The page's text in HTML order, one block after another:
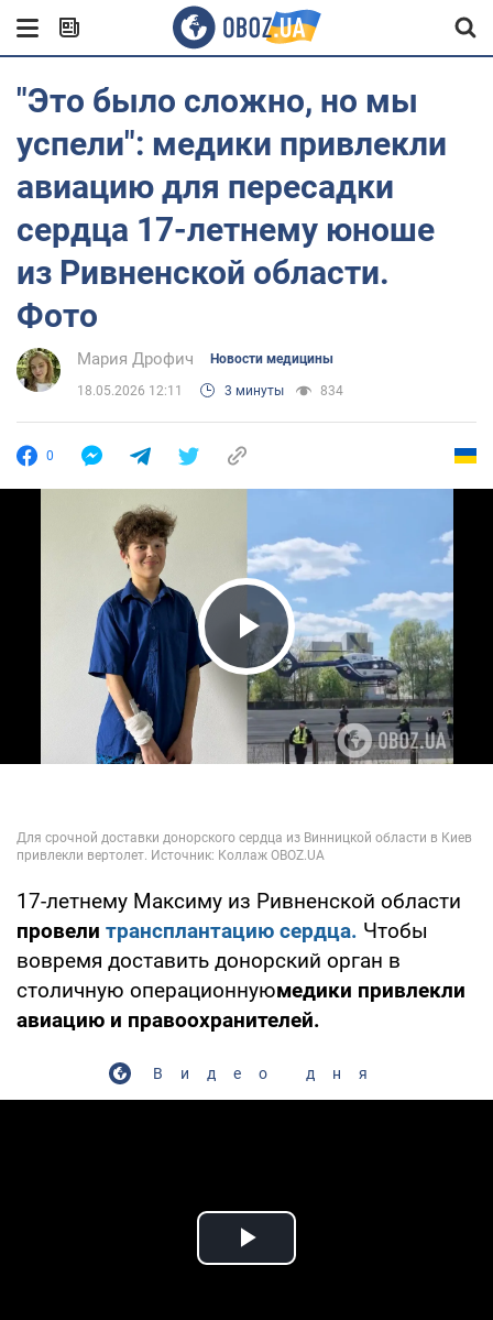
"Это было сложно, но мы
успели": медики привлекли
авиацию для пересадки
сердца 17-летнему юноше
из Ривненской области.
Фото
Мария Дрофич Новости медицины
18.05.2026 12:11 3 минуты 834
0
Play Video
17-летнему Максиму из Ривненской области
провели трансплантацию сердца. Чтобы
вовремя доставить донорский орган в
столичную операционнуюмедики привлекли
авиацию и правоохранителей.
Видео дня
Play Video